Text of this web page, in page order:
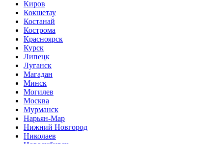
Киров
Кокшетау
Костанай
Кострома
Красноярск
Курск
Липецк
Луганск
Магадан
Минск
Могилев
Москва
Мурманск
Нарьян-Мар
Нижний Новгород
Николаев